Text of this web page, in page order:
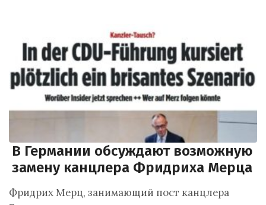
В Германии обсуждают возможную
замену канцлера Фридриха Мерца
Фридрих Мерц, занимающий пост канцлера